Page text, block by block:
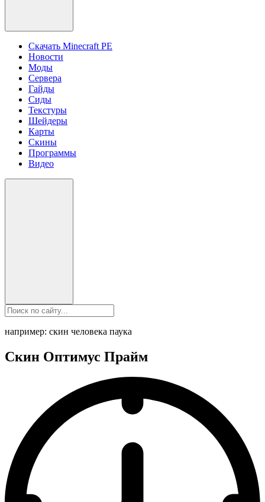
Скачать Minecraft PE
Новости
Моды
Сервера
Гайды
Сиды
Текстуры
Шейдеры
Карты
Скины
Программы
Видео
например: скин человека паука
Скин Оптимус Прайм